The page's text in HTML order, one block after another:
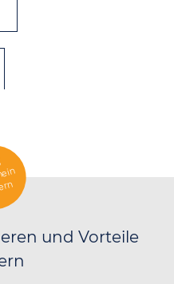
und Vorteile